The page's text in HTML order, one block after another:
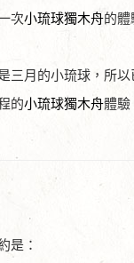
次小琉球獨木舟的體
三月的小琉球，所
的小琉球獨木舟體驗
是：